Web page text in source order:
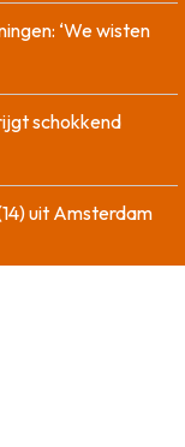
‘We wisten
schokkend
uit Amsterdam